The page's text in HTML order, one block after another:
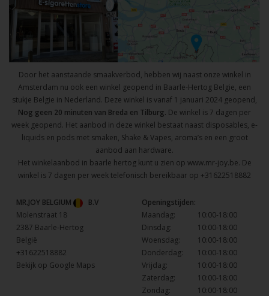
Door het aanstaande smaakverbod, hebben wij naast onze winkel in
Amsterdam nu ook een winkel geopend in Baarle-Hertog Belgie, een
stukje Belgie in Nederland. Deze winkel is vanaf 1 januari 2024 geopend,
Nog geen 20 minuten van Breda en Tilburg. De winkel is 7 dagen per
week geopend. Het aanbod in deze winkel bestaat naast disposables, e-
liquids en pods met smaken, Shake & Vapes, aroma’s en een groot
aanbod aan hardware.
Het winkelaanbod in baarle hertog kunt u zien op www.mr-joy.be. De
winkel is 7 dagen per week telefonisch bereikbaar op +31622518882
MR.JOY BELGIUM
B.V
Molenstraat 18
2387 Baarle-Hertog
België
+31622518882
Bekijk op Google Maps
Openingstijden:
Maandag:
10:00-18:00
Dinsdag:
10:00-18:00
Woensdag:
10:00-18:00
Donderdag:
10:00-18:00
Vrijdag:
10:00-18:00
Zaterdag:
10:00-18:00
Zondag:
10:00-18:00